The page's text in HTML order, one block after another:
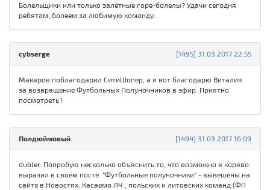
Болельщики или только залётные горе-болелы? Удачи сегодня
ребятам, болеем за любимую команду.
[1495] 31.03.2017 22:55
cybserge
Макаров поблагодарил СитиШопер, а я вот благодарю Виталия
за возвращение Футбольных Полуночников в эфир. Приятно
посмотреть !
[1494] 31.03.2017 16:09
Полдюймовый
dubler. Попробую несколько объяснить то, что возможно я коряво
выразил в своём посте. "Футбольные полуночники" - вывешены на
сайте в Новостях. Касаемо ЛЧ , польских и литовских команд (ФП